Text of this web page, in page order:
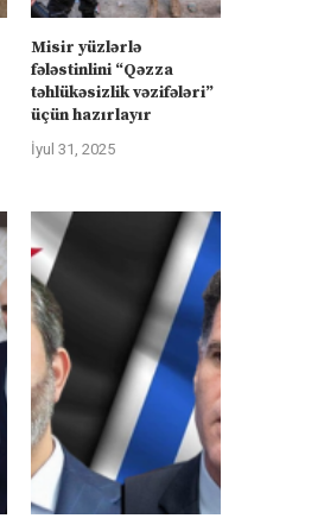
Misir yüzlərlə
fələstinlini “Qəzza
təhlükəsizlik vəzifələri”
üçün hazırlayır
İyul 31, 2025